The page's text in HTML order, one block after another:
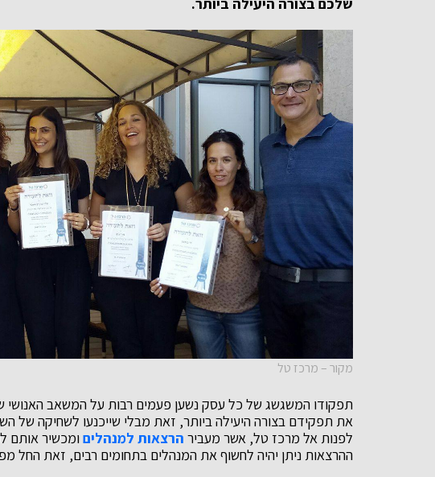
מקור – מרכז טל
תפקודו המשגשג של כל עסק נשען פעמים רבות על המשאב האנושי
את תפקידם בצורה היעילה ביותר, זאת מבלי שייכנעו לשחיקה של
לפנות אל מרכז טל, אשר מעביר הרצאות למנהליםומכשיר אותם
ההרצאות ניתן יהיה לחשוף את המנהלים בתחומים רבים, זאת החל